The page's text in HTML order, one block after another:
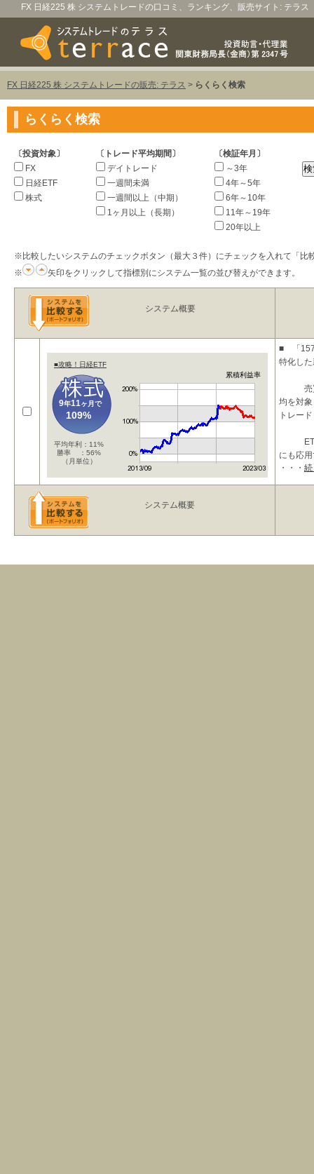
FX 日経225 株 システムトレードの口コミ、ランキング、販売サイト: テラス
FX 日経225 株 システムトレードの販売: テラス > らくらく検索
らくらく検索
〔投資対象〕
FX
日経ETF
株式
〔トレード平均期間〕
デイトレード
一週間未満
一週間以上（中期）
1ヶ月以上（長期）
〔検証年月〕
～3年
4年～5年
6年～10年
11年～19年
20年以上
※比較したいシステムのチェックボタン（最大３件）にチェックを入れて「比
※
矢印をクリックして指標別にシステム一覧の並び替えができます。
システム概要
■攻略！日経ETF
累積利益率
9年11ヶ月で
109%
平均年利：11%
勝率 ：56%
（月単位）
■ 「
特化し
売買
均を対
トレード
ETFの
にも応
・・・
システム概要